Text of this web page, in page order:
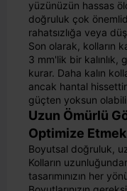
yüzünüzün hassas
doğruluk çok
rahatsızlığa veya
Son olarak, kolların
3 mm'lik bir kalınlık,
kurar. Daha kalın
ancak hantal
güçten yoksun
Uzun Ömürlü
Optimize Etmek
Boyutsal doğruluk,
Kolların
tasarımınızın her